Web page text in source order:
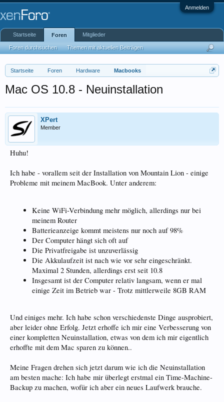
Anmelden
Startseite Foren Hardware Macbooks
Mac OS 10.8 - Neuinstallation
XPert
Member
Huhu!
Ich habe - vorallem seit der Installation von Mountain Lion - einige
Probleme mit meinem MacBook. Unter anderem:
Keine WiFi-Verbindung mehr möglich, allerdings nur bei
meinem Router
Batterieanzeige kommt meistens nur noch auf 98%
Der Computer hängt sich oft auf
Die Privatfreigabe ist unzuverlässig
Die Akkulaufzeit ist nach wie vor sehr eingeschränkt.
Maximal 2 Stunden, allerdings erst seit 10.8
Insgesamt ist der Computer relativ langsam, wenn er mal
einige Zeit im Betrieb war - Trotz mittlerweile 8GB RAM
Und einiges mehr. Ich habe schon verschiedenste Dinge ausprobiert,
aber leider ohne Erfolg. Jetzt erhoffe ich mir eine Verbesserung von
einer kompletten Neuinstallation, etwas von dem ich mir eigentlich
erhoffte mit dem Mac sparen zu können..
Meine Fragen drehen sich jetzt darum wie ich die Neuinstallation
am besten mache: Ich habe mir überlegt erstmal ein Time-Machine-
Backup zu machen, wofür ich aber ein neues Laufwerk brauche.
Startseite Foren
Foren durchsuchen Themen mit aktuellen Beiträgen
Mitglieder